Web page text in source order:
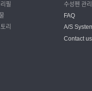
필
리
수성펜 관리
FAQ
A/S
Contact us